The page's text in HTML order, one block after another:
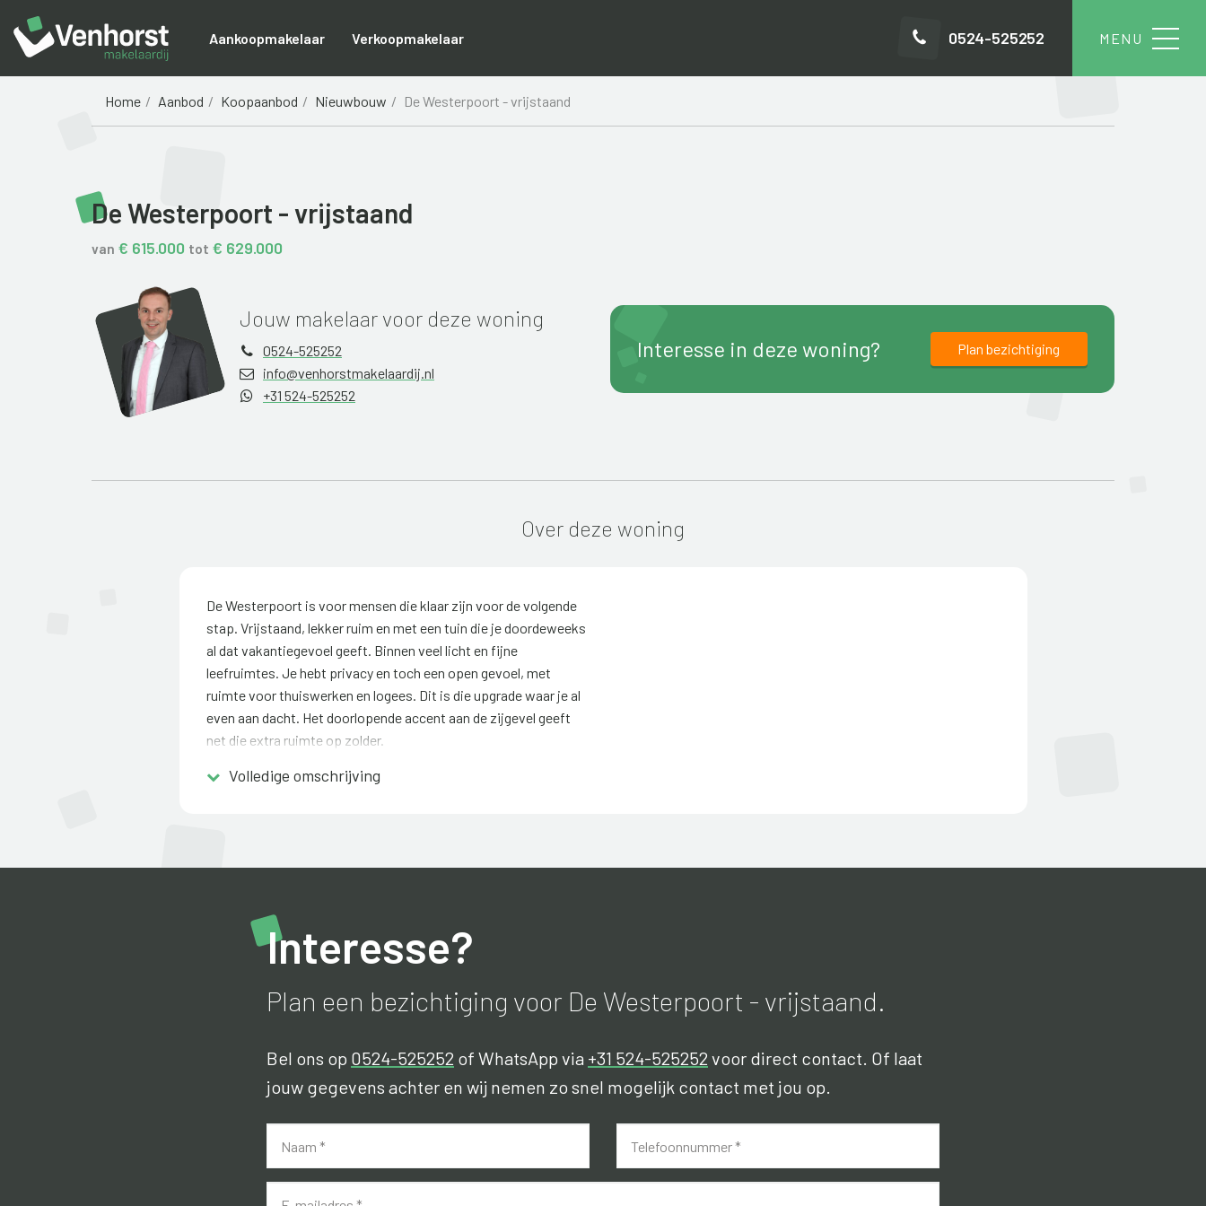
0524-525252
Aankoopmakelaar Verkoopmakelaar
Home Aanbod Koopaanbod Nieuwbouw De Westerpoort - vrijstaand
De Westerpoort - vrijstaand
van € 615.000 tot € 629.000
Jouw makelaar voor deze woning
0524-525252
info@venhorstmakelaardij.nl
+31 524-525252
Interesse in deze woning? Plan bezichtiging
Over deze woning
De Westerpoort is voor mensen die klaar zijn voor de volgende
stap. Vrijstaand, lekker ruim en met een tuin die je doordeweeks
al dat vakantiegevoel geeft. Binnen veel licht en fijne
leefruimtes. Je hebt privacy en toch een open gevoel, met
ruimte voor thuiswerken en logees. Dit is die upgrade waar je al
even aan dacht. Het doorlopende accent aan de zijgevel geeft
net die extra ruimte op zolder.
Volledige omschrijving
Interesse?
Plan een bezichtiging voor De Westerpoort - vrijstaand.
Bel ons op 0524-525252 of WhatsApp via +31 524-525252 voor direct contact. Of laat
jouw gegevens achter en wij nemen zo snel mogelijk contact met jou op.
* *